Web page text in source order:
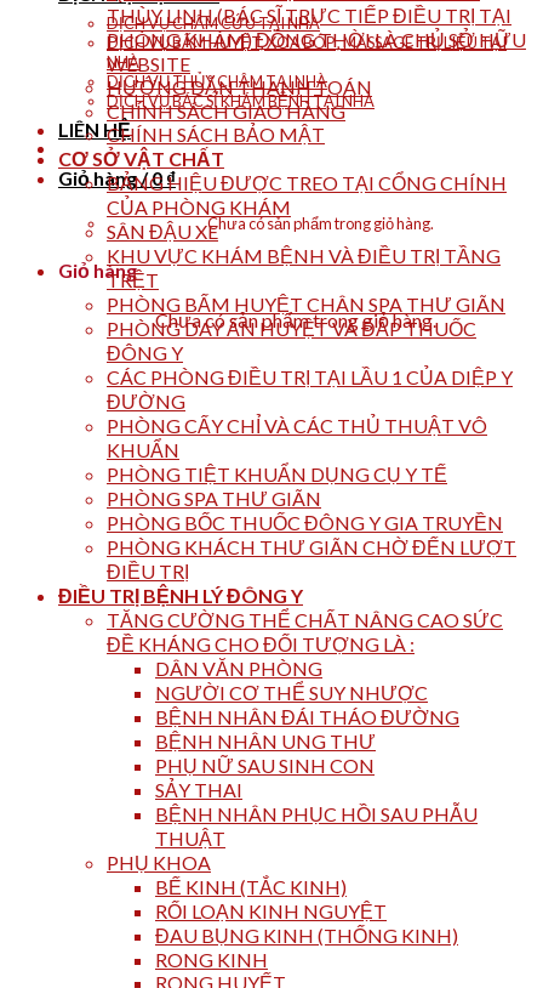
DỊCH VỤ CHÂM CỨU TẠI NHÀ
DỊCH VỤ BẤM HUYỆT, XOA BÓP , MASSAGE TRỊ LIỆU TẠI
NHÀ
DỊCH VỤ THỦY CHÂM TẠI NHÀ
DỊCH VỤ BÁC SĨ KHÁM BỆNH TẠI NHÀ
LIÊN HỆ
Giỏ hàng /0₫
Chưa có sản phẩm trong giỏ hàng.
Giỏ hàng
Chưa có sản phẩm trong giỏ hàng.
THÙY LINH (BÁC SĨ TRỰC TIẾP ĐIỀU TRỊ TẠI
PHÒNG KHÁM) ĐỒNG THỜI LÀ CHỦ SỞ HỮU
WEBSITE
HƯỚNG DẪN THANH TOÁN
CHÍNH SÁCH GIAO HÀNG
CHÍNH SÁCH BẢO MẬT
CƠ SỞ VẬT CHẤT
BẢNG HIỆU ĐƯỢC TREO TẠI CỔNG CHÍNH
CỦA PHÒNG KHÁM
SÂN ĐẬU XE
KHU VỰC KHÁM BỆNH VÀ ĐIỀU TRỊ TẦNG
TRỆT
PHÒNG BẤM HUYỆT CHÂN SPA THƯ GIÃN
PHÒNG DAY ẤN HUYỆT VÀ ĐẮP THUỐC
ĐÔNG Y
CÁC PHÒNG ĐIỀU TRỊ TẠI LẦU 1 CỦA DIỆP Y
ĐƯỜNG
PHÒNG CẤY CHỈ VÀ CÁC THỦ THUẬT VÔ
KHUẨN
PHÒNG TIỆT KHUẨN DỤNG CỤ Y TẾ
PHÒNG SPA THƯ GIÃN
PHÒNG BỐC THUỐC ĐÔNG Y GIA TRUYỀN
PHÒNG KHÁCH THƯ GIÃN CHỜ ĐẾN LƯỢT
ĐIỀU TRỊ
ĐIỀU TRỊ BỆNH LÝ ĐÔNG Y
TĂNG CƯỜNG THỂ CHẤT NÂNG CAO SỨC
ĐỀ KHÁNG CHO ĐỐI TƯỢNG LÀ :
DÂN VĂN PHÒNG
NGƯỜI CƠ THỂ SUY NHƯỢC
BỆNH NHÂN ĐÁI THÁO ĐƯỜNG
BỆNH NHÂN UNG THƯ
PHỤ NỮ SAU SINH CON
SẢY THAI
BỆNH NHÂN PHỤC HỒI SAU PHẪU
THUẬT
PHỤ KHOA
BẾ KINH (TẮC KINH)
RỐI LOẠN KINH NGUYỆT
ĐAU BỤNG KINH (THỐNG KINH)
RONG KINH
RONG HUYẾT